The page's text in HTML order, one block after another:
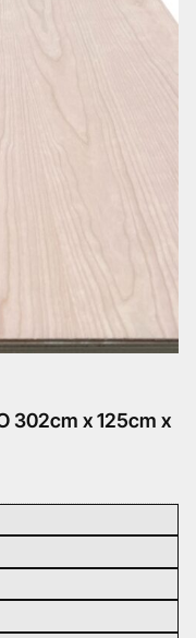
302cm x 125cm x